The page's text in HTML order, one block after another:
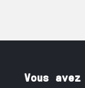
Vous